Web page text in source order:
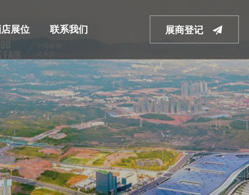
展位 联系我们 展商登记